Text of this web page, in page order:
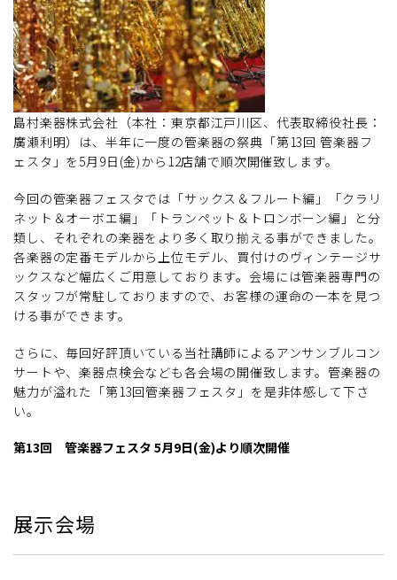
島村楽器株式会社（本社：東京都江戸川区、代表取締役社長：
廣瀬利明）は、半年に一度の管楽器の祭典「第13回 管楽器フ
ェスタ」を5月9日(金)から12店舗で順次開催致します。
今回の管楽器フェスタでは「サックス＆フルート編」「クラリ
ネット＆オーボエ編」「トランペット＆トロンボーン編」と分
類し、それぞれの楽器をより多く取り揃える事ができました。
各楽器の定番モデルから上位モデル、買付けのヴィンテージサ
ックスなど幅広くご用意しております。会場には管楽器専門の
スタッフが常駐しておりますので、お客様の運命の一本を見つ
ける事ができます。
さらに、毎回好評頂いている当社講師によるアンサンブルコン
サートや、楽器点検会なども各会場の開催致します。管楽器の
魅力が溢れた「第13回管楽器フェスタ」を是非体感して下さ
い。
第13回 管楽器フェスタ 5月9日(金)より順次開催
展示会場